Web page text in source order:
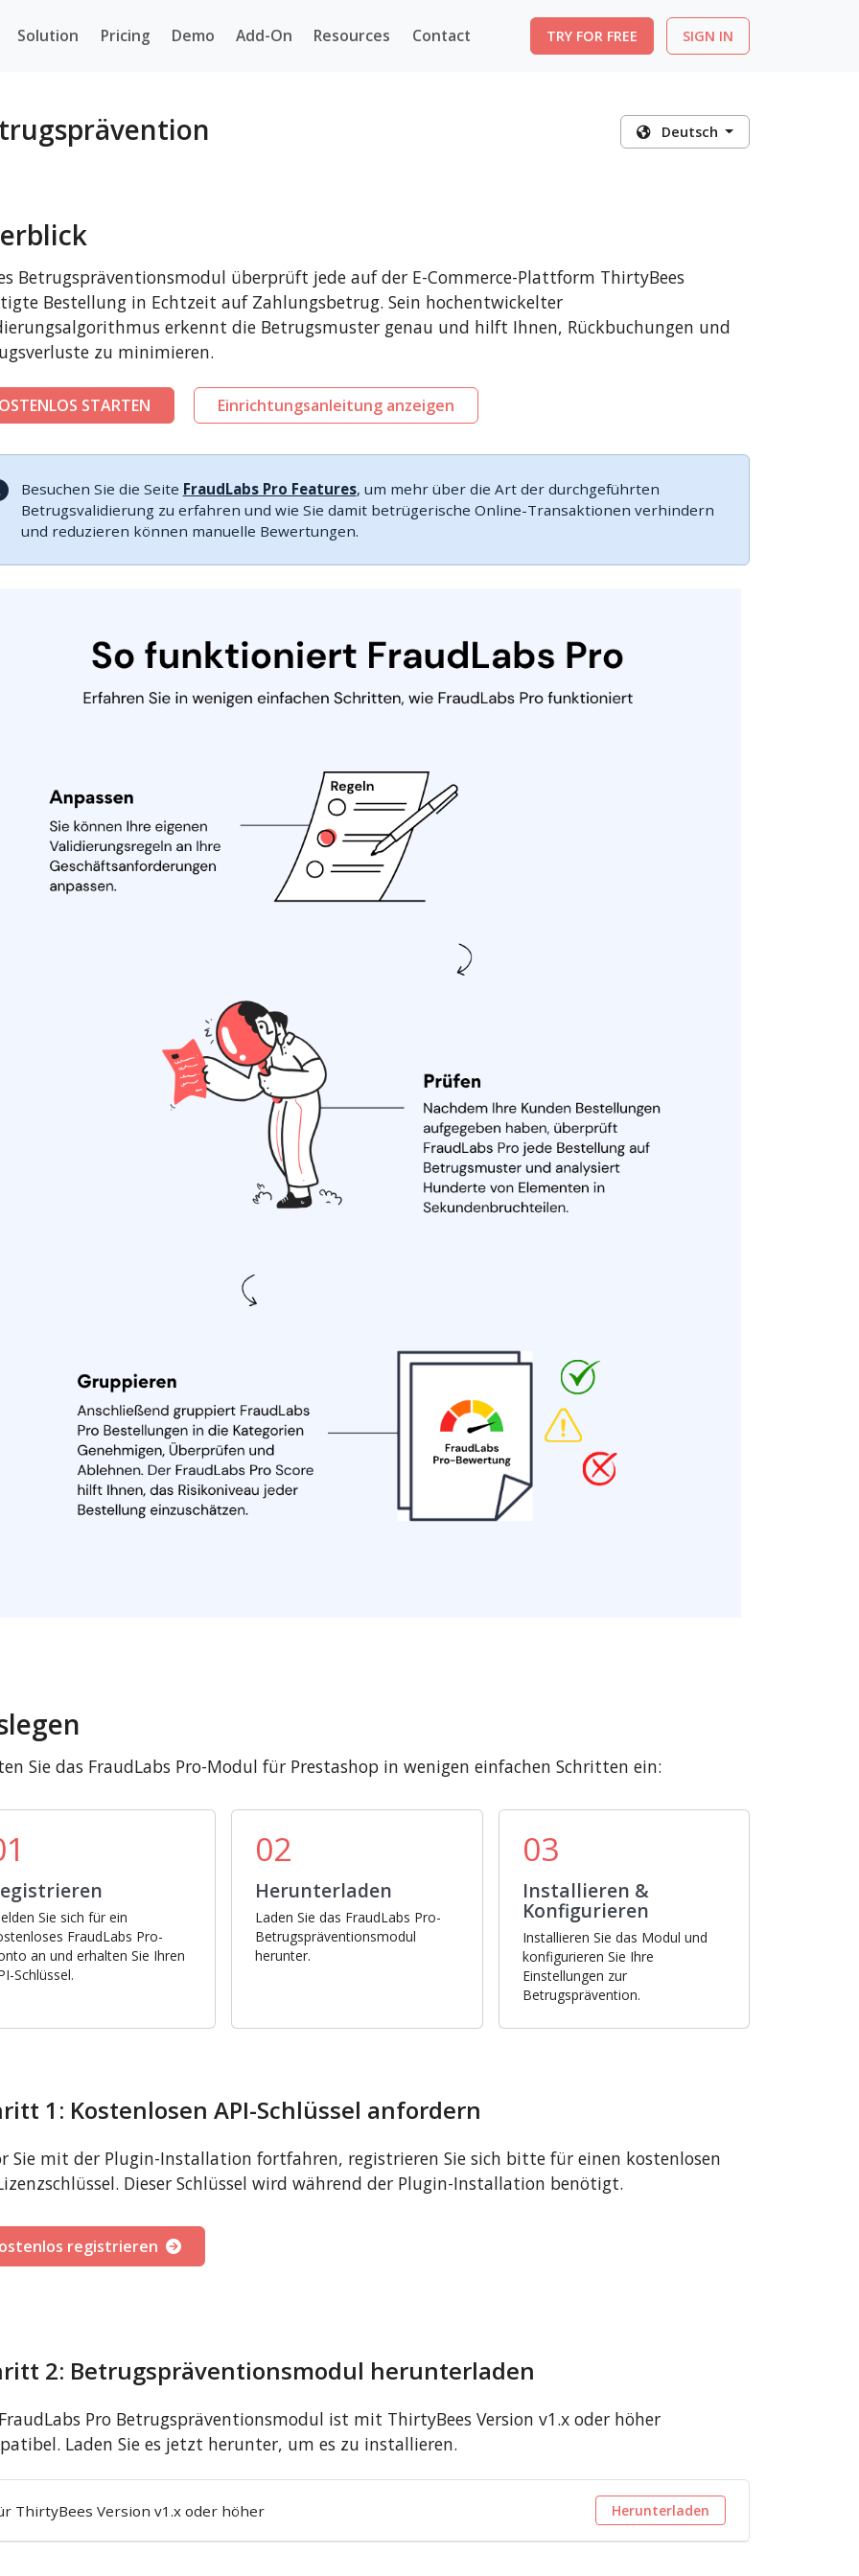
Solution Pricing Demo Add-On Resources Contact TRY FOR FREE SIGN IN
Deutsch
Betrugspräventionsmodul überprüft jede auf der E-Commerce-Plattform ThirtyBees
Bestellung in Echtzeit auf Zahlungsbetrug. Sein hochentwickelter
erkennt die Betrugsmuster genau und hilft Ihnen, Rückbuchungen und
zu minimieren.
STARTEN Einrichtungsanleitung anzeigen
Besuchen Sie die Seite FraudLabs Pro Features, um mehr über die Art der durchgeführten
Betrugsvalidierung zu erfahren und wie Sie damit betrügerische Online-Transaktionen verhindern
und reduzieren können manuelle Bewertungen.
Sie das FraudLabs Pro-Modul für Prestashop in wenigen einfachen Schritten ein:
Sie sich für ein
FraudLabs Pro-
an und erhalten Sie Ihren
Schlüssel.
02
Herunterladen
Laden Sie das FraudLabs Pro-
Betrugspräventionsmodul
herunter.
03
Installieren &
Konfigurieren
Installieren Sie das Modul und
konfigurieren Sie Ihre
Einstellungen zur
Betrugsprävention.
1: Kostenlosen API-Schlüssel anfordern
Sie mit der Plugin-Installation fortfahren, registrieren Sie sich bitte für einen kostenlosen
Dieser Schlüssel wird während der Plugin-Installation benötigt.
registrieren
2: Betrugspräventionsmodul herunterladen
Pro Betrugspräventionsmodul ist mit ThirtyBees Version v1.x oder höher
Laden Sie es jetzt herunter, um es zu installieren.
ThirtyBees Version v1.x oder höher Herunterladen